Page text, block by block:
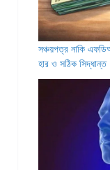
সঞ্চয়পত্র নাকি
হার ও সঠিক সিদ্ধান্ত